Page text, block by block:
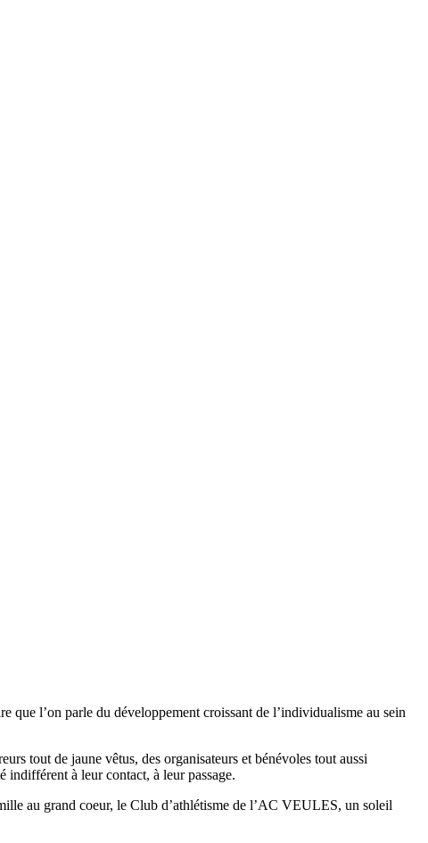
que l’on parle du développement croissant de l’individualisme au sein
tout de jaune vêtus, des organisateurs et bénévoles tout aussi
indifférent à leur contact, à leur passage.
au grand coeur, le Club d’athlétisme de l’AC VEULES, un soleil